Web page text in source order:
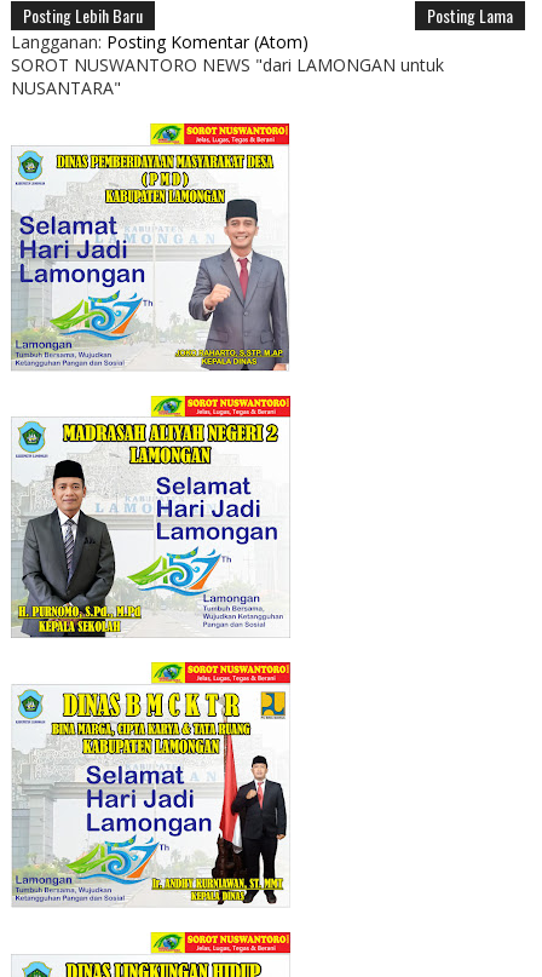
Posting Lebih Baru Posting Lama
Langganan: Posting Komentar (Atom)
SOROT NUSWANTORO NEWS "dari LAMONGAN untuk
NUSANTARA"